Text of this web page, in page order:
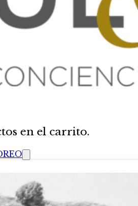
en el carrito.